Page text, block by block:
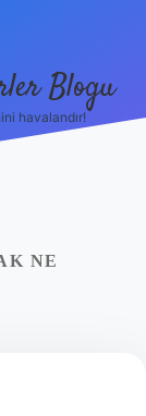
Blogu
havalandır!
NE